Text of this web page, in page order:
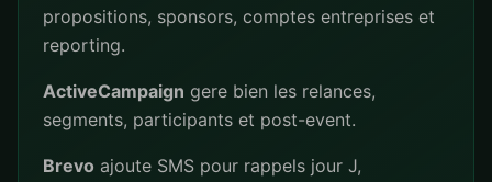
propositions, sponsors, comptes entreprises et
reporting.
ActiveCampaign gere bien les relances,
segments, participants et post-event.
Brevo ajoute SMS pour rappels jour J,